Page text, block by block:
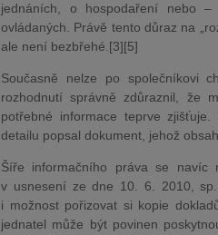
jednáních, o hospodaření nebo
ovládaných. Právě tento důraz na
ale není bezbřehé.[3][5]
Současně nelze po společníkovi
rozhodnutí správně zdůraznil, že
potřebné informace teprve
detailu popsal dokument, jehož
Šíře informačního práva se navíc
v usnesení ze dne 10. 6. 2010,
i možnost pořizovat si kopie
jednatel může být povinen